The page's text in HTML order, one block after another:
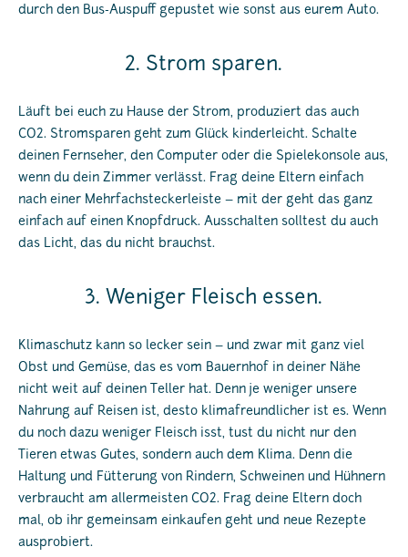
durch den Bus-Auspuff gepustet wie sonst aus eurem Auto.
2. Strom sparen.
Läuft bei euch zu Hause der Strom, produziert das auch
CO2. Stromsparen geht zum Glück kinderleicht. Schalte
deinen Fernseher, den Computer oder die Spielekonsole aus,
wenn du dein Zimmer verlässt. Frag deine Eltern einfach
nach einer Mehrfachsteckerleiste – mit der geht das ganz
einfach auf einen Knopfdruck. Ausschalten solltest du auch
das Licht, das du nicht brauchst.
3. Weniger Fleisch essen.
Klimaschutz kann so lecker sein – und zwar mit ganz viel
Obst und Gemüse, das es vom Bauernhof in deiner Nähe
nicht weit auf deinen Teller hat. Denn je weniger unsere
Nahrung auf Reisen ist, desto klimafreundlicher ist es. Wenn
du noch dazu weniger Fleisch isst, tust du nicht nur den
Tieren etwas Gutes, sondern auch dem Klima. Denn die
Haltung und Fütterung von Rindern, Schweinen und Hühnern
verbraucht am allermeisten CO2. Frag deine Eltern doch
mal, ob ihr gemeinsam einkaufen geht und neue Rezepte
ausprobiert.